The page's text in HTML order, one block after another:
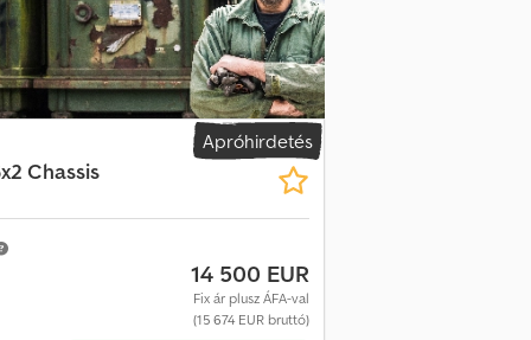
630 cm - Horogmagasság: 145 cm -
35 liter - Elülső tengely: 9 tonna -
Ajtók száma: 2 Cjdszdu E Tjpfx
tengely: Gumiabroncs méretek: 385/65
rugózás: laprugó Hátsó tengely 1:
kg; bal belső mintamélység: 80%; bal
Hátsó tengely 2: Gumiabroncs
kg; bal belső mintamélység: 60%; bal
Hátsó tengely 3: Gumiabroncs
bal oldali mintamélység: 50%;
Hasznos terhelés: 19.450 kg
B.V. Wageningsestraat 17 6673DB
Apróhirdetés
Chassis
14 500 EUR
Fix ár plusz ÁFA-val
(15 674 EUR bruttó)